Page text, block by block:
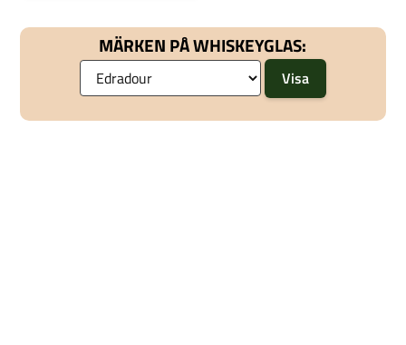
MÄRKEN PÅ WHISKEYGLAS: